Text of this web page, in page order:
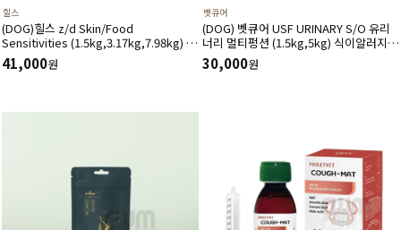
힐스
(DOG)힐스 z/d Skin/Food
Sensitivities (1.5kg,3.17kg,7.98kg) 식
이민감증 피부질환 위장관계-처방식,처방
사료
41,000원
벳큐어
(DOG) 벳큐어 USF URINARY S/O 유리
너리 멀티펑션 (1.5kg,5kg) 식이알러지
결석관리 가수분해 면역건강 피부관리 피
모관리에 도움
30,000원